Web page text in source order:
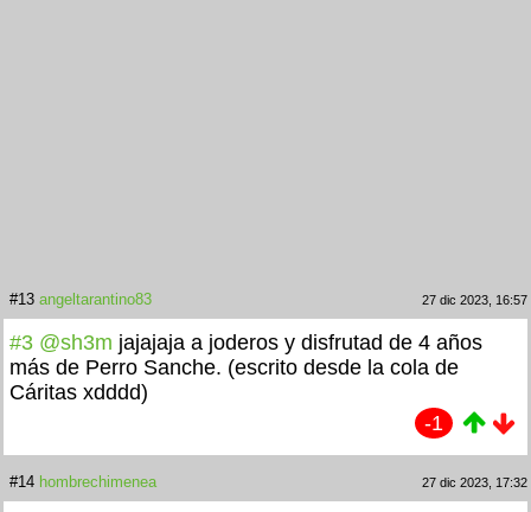
#13 angeltarantino83 27 dic 2023, 16:57
#3 @sh3m jajajaja a joderos y disfrutad de 4 años
más de Perro Sanche. (escrito desde la cola de
Cáritas xdddd)
-1
#14 hombrechimenea 27 dic 2023, 17:32